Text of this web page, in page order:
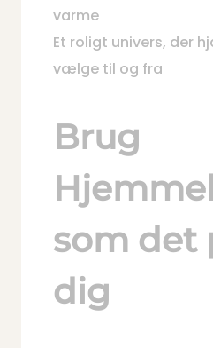
varme
Et roligt univers, der
vælge til og fra
Brug
som det
dig